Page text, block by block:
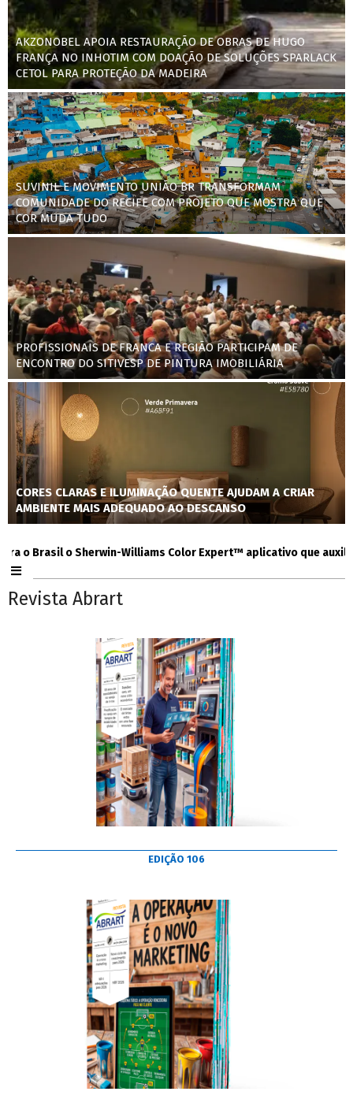
AKZONOBEL APOIA RESTAURAÇÃO DE OBRAS DE HUGO
FRANÇA NO INHOTIM COM DOAÇÃO DE SOLUÇÕES SPARLACK
CETOL PARA PROTEÇÃO DA MADEIRA
SUVINIL E MOVIMENTO UNIÃO BR TRANSFORMAM
COMUNIDADE DO RECIFE COM PROJETO QUE MOSTRA QUE
COR MUDA TUDO
PROFISSIONAIS DE FRANCA E REGIÃO PARTICIPAM DE
ENCONTRO DO SITIVESP DE PINTURA IMOBILIÁRIA
CORES CLARAS E ILUMINAÇÃO QUENTE AJUDAM A CRIAR
AMBIENTE MAIS ADEQUADO AO DESCANSO
o Sherwin-Williams Color Expert™ aplicativo que auxilia
Revista Abrart
EDIÇÃO 106